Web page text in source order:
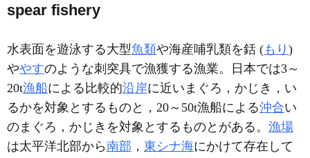
spear fishery
水表面を遊泳する大型魚類や海産哺乳類を銛 (もり )
ややすのような刺突具で漁獲する漁業。日本では3～
20t漁船による比較的沿岸に近いまぐろ，かじき，い
るかを対象とするものと，20～50t漁船による沖合い
のまぐろ，かじきを対象とするものとがある。 漁場
は太平洋北部から南部 ， 東シナ海にかけて存在して